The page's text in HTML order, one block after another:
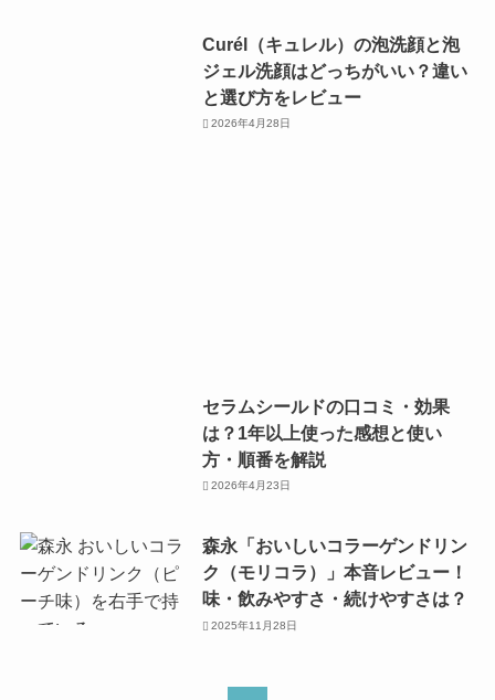
Curél（キュレル）の泡洗顔と泡
ジェル洗顔はどっちがいい？違い
と選び方をレビュー
2026年4月28日
セラムシールドの口コミ・効果
は？1年以上使った感想と使い
方・順番を解説
2026年4月23日
森永「おいしいコラーゲンドリン
ク（モリコラ）」本音レビュー！
味・飲みやすさ・続けやすさは？
2025年11月28日